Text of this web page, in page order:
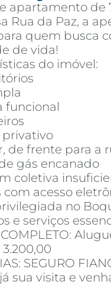
apartamento de
Rua da Paz, a
quem busca
de vida!
do imóvel:
funcional
privativo
de frente para a
gás encanado
coletiva
com acesso
no
e serviços
COMPLETO:
3.200,00
SEGURO
sua visita e